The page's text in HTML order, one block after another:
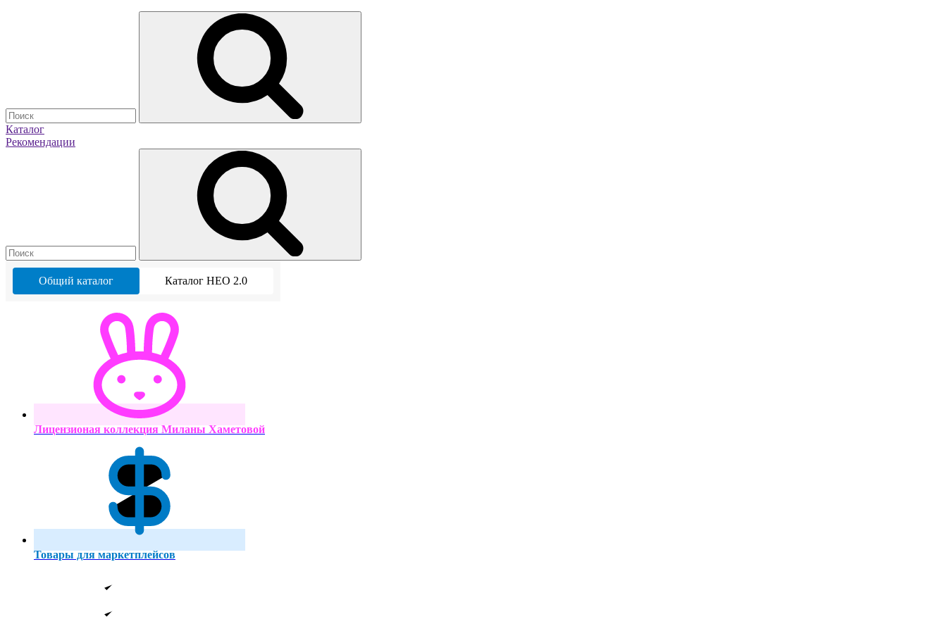
Каталог
Рекомендации
Общий каталог Каталог НЕО 2.0
Лицензионая коллекция Миланы Хаметовой
Товары для маркетплейсов